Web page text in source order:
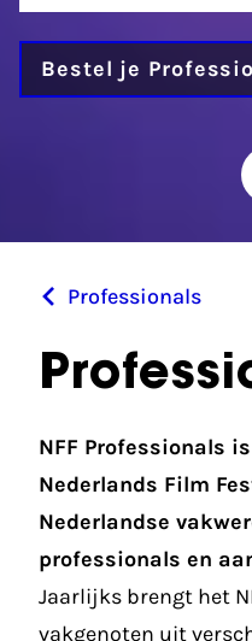
Bestel je
Professionals
NFF Professionals
Nederlands Film
Nederlandse
professionals en
Jaarlijks brengt het
vakgenoten uit